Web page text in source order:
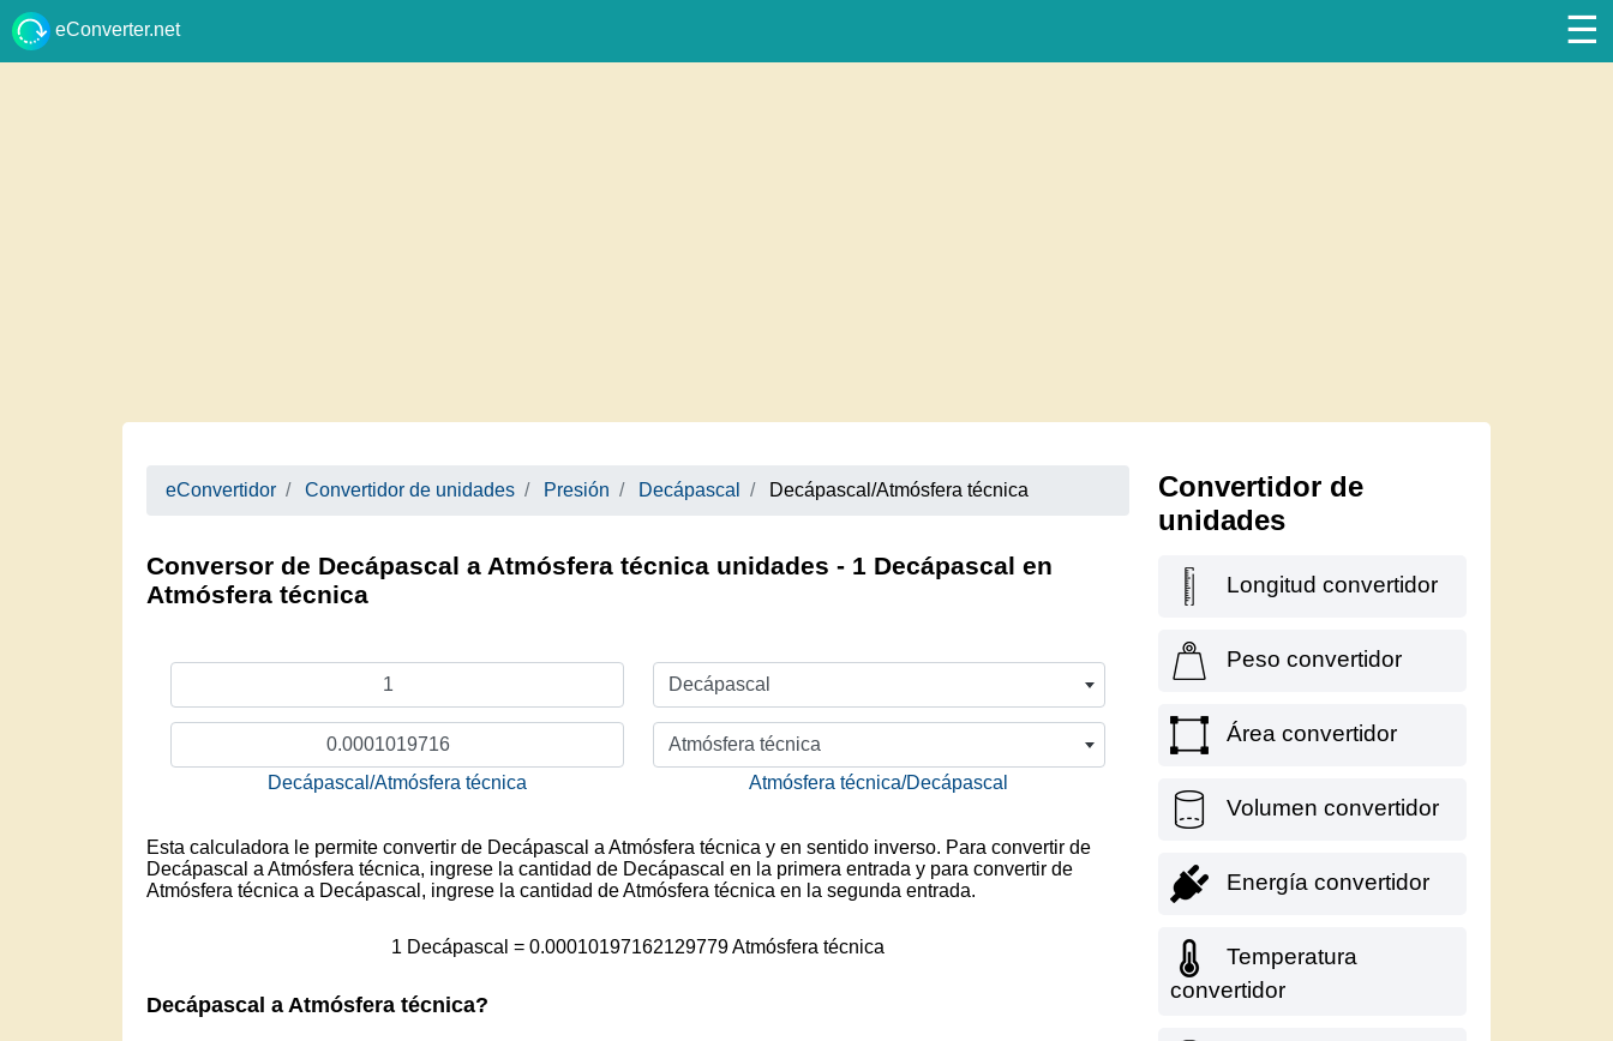
eConverter.net ☰
eConvertidor Convertidor de unidades Presión Decápascal Decápascal/Atmósfera técnica
Conversor de Decápascal a Atmósfera técnica unidades - 1 Decápascal en
Atmósfera técnica
Decápascal
Atmósfera técnica
Decápascal/Atmósfera técnica
Atmósfera técnica/Decápascal
Esta calculadora le permite convertir de Decápascal a Atmósfera técnica y en sentido inverso. Para convertir de
Decápascal a Atmósfera técnica, ingrese la cantidad de Decápascal en la primera entrada y para convertir de
Atmósfera técnica a Decápascal, ingrese la cantidad de Atmósfera técnica en la segunda entrada.
1 Decápascal = 0.00010197162129779 Atmósfera técnica
Decápascal a Atmósfera técnica?
Convertidor de
unidades
Longitud convertidor
Peso convertidor
Área convertidor
Volumen convertidor
Energía convertidor
Temperatura
convertidor